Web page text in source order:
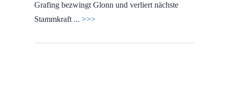
Grafing bezwingt Glonn und verliert nächste
Stammkraft ... >>>